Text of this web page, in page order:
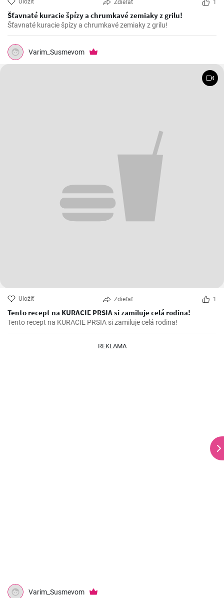
Uložiť Zdieľať 1
Šťavnaté kuracie špízy a chrumkavé zemiaky z grilu!
Šťavnaté kuracie špízy a chrumkavé zemiaky z grilu!
Varim_Susmevom
Uložiť Zdieľať 1
Tento recept na KURACIE PRSIA si zamiluje celá rodina!
Tento recept na KURACIE PRSIA si zamiluje celá rodina!
REKLAMA
Varim_Susmevom